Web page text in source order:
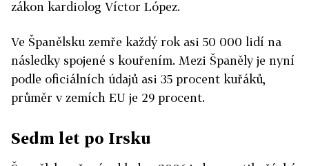
zákon kardiolog Víctor López.
Ve Španělsku zemře každý rok asi 50 000 lidí na
následky spojené s kouřením. Mezi Španěly je nyní
podle oficiálních údajů asi 35 procent kuřáků,
průměr v zemích EU je 29 procent.
Sedm let po Irsku